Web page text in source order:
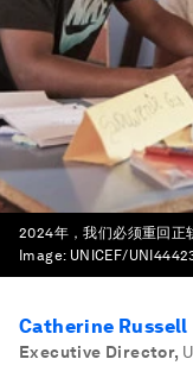
2024年，我们必须重回正
Image: UNICEF/
Catherine Russell
Executive Director,